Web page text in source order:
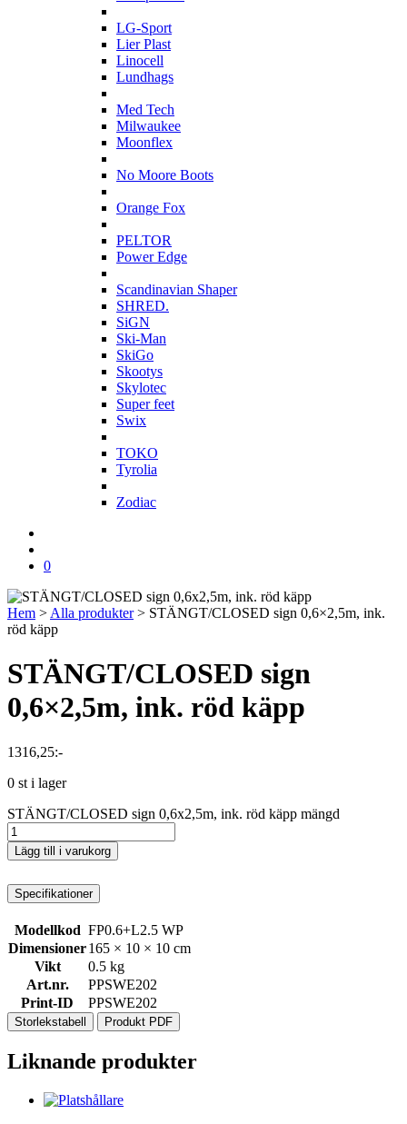
LG-Sport
Lier Plast
Linocell
Lundhags
Med Tech
Milwaukee
Moonflex
No Moore Boots
Orange Fox
PELTOR
Power Edge
Scandinavian Shaper
SHRED.
SiGN
Ski-Man
SkiGo
Skootys
Skylotec
Super feet
Swix
TOKO
Tyrolia
Zodiac
0
Hem > Alla produkter> STÄNGT/CLOSED sign 0,6×2,5m, ink.
röd käpp
STÄNGT/CLOSED sign
0,6×2,5m, ink. röd käpp
1316,25:-
0 st i lager
STÄNGT/CLOSED sign 0,6x2,5m, ink. röd käpp mängd
Lägg till i varukorg
Specifikationer
Modellkod FP0.6+L2.5 WP
Dimensioner165 × 10 × 10 cm
Vikt
0.5 kg
Art.nr.
PPSWE202
Print-ID
PPSWE202
Storlekstabell Produkt PDF
Liknande produkter